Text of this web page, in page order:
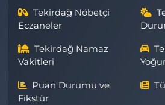
Tekirdağ Nöbetçi
Eczaneler
Tekirdağ Namaz
Vakitleri
Puan Durumu ve
Fikstür